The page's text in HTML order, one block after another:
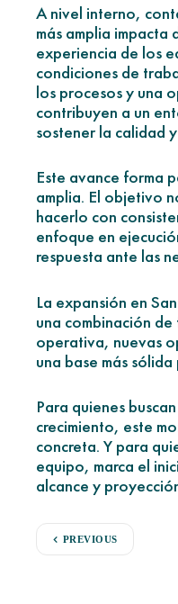
A nivel interno,
más amplia impacta
experiencia de los
condiciones de
los procesos y una
contribuyen a un
sostener la calidad
Este avance forma
amplia. El objetivo
hacerlo con
enfoque en
respuesta ante las
La expansión en
una combinación
operativa, nuevas
una base más
Para quienes
crecimiento, este
concreta. Y para
equipo, marca el
alcance y
PREVIOUS